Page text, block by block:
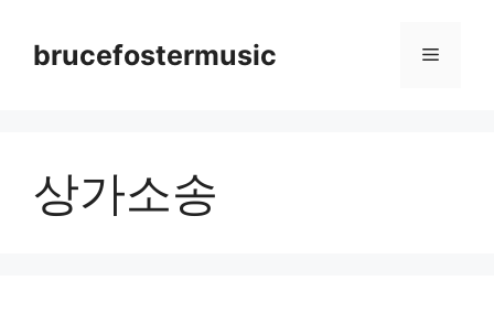
contentbrucefostermusic Menu
상가소송